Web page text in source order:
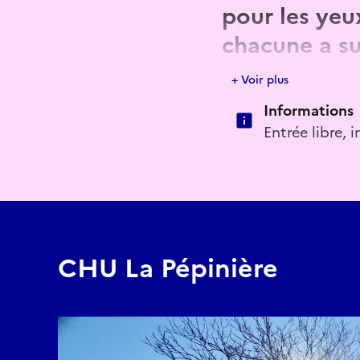
pour les
chacune a
histoire
Le cadre du jardin
passage à l’Art,
+ Voir plus
Informations
Entrée libre,
CHU La Pépinière